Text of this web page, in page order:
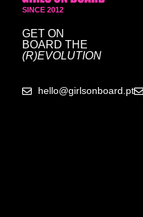
SINCE 2012
GET ON
BOARD THE
(R)EVOLUTION
hello@girlsonboard.pt